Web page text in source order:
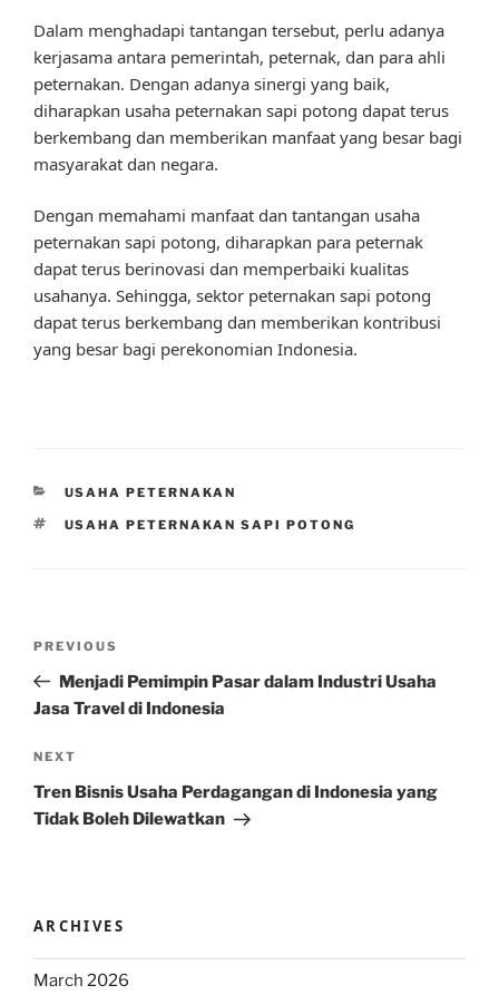
Dalam menghadapi tantangan tersebut, perlu adanya
kerjasama antara pemerintah, peternak, dan para ahli
peternakan. Dengan adanya sinergi yang baik,
diharapkan usaha peternakan sapi potong dapat terus
berkembang dan memberikan manfaat yang besar bagi
masyarakat dan negara.
Dengan memahami manfaat dan tantangan usaha
peternakan sapi potong, diharapkan para peternak
dapat terus berinovasi dan memperbaiki kualitas
usahanya. Sehingga, sektor peternakan sapi potong
dapat terus berkembang dan memberikan kontribusi
yang besar bagi perekonomian Indonesia.
CATEGORIES
USAHA PETERNAKAN
TAGS
USAHA PETERNAKAN SAPI POTONG
Previous
Post
PREVIOUS
Menjadi Pemimpin Pasar dalam Industri Usaha
Jasa Travel di Indonesia
Next
Post
NEXT
Tren Bisnis Usaha Perdagangan di Indonesia yang
Tidak Boleh Dilewatkan
ARCHIVES
March 2026